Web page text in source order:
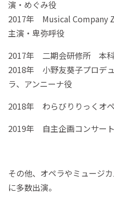
演・めぐみ役
2017年 Musical Company
主演・卑弥呼役
2017年 二期会研修所 本
2018年 小野友葵子プロデ
ラ、アンニーナ役
2018年 わらびりりっくオ
2019年 自主企画コンサー
その他、オペラやミュージ
に多数出演。